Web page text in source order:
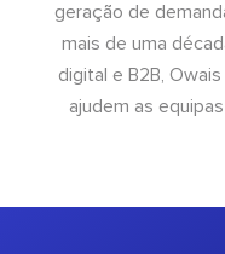
geração de
mais de uma
digital e B2B,
ajudem as